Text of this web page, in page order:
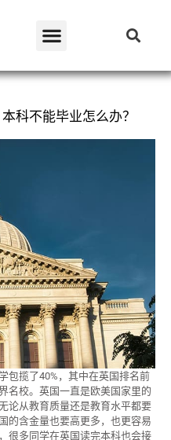
科不能毕业怎么办？
包揽了40%，其中在英国排名前
名校。英国一直是欧美国家里的
论从教育质量还是教育水平都要
的含金量也要高更多，也更容易
很多同学在英国读完本科也会接